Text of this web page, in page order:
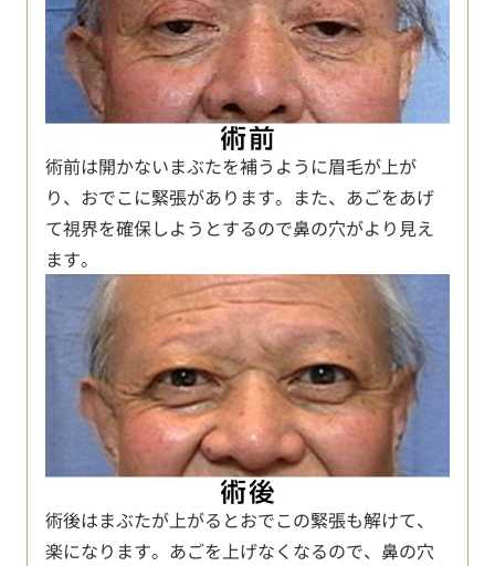
術前は開かないまぶたを補うように眉毛が上が
り、おでこに緊張があります。また、あごをあげ
て視界を確保しようとするので鼻の穴がより見え
ます。
術後はまぶたが上がるとおでこの緊張も解けて、
楽になります。あごを上げなくなるので、鼻の穴